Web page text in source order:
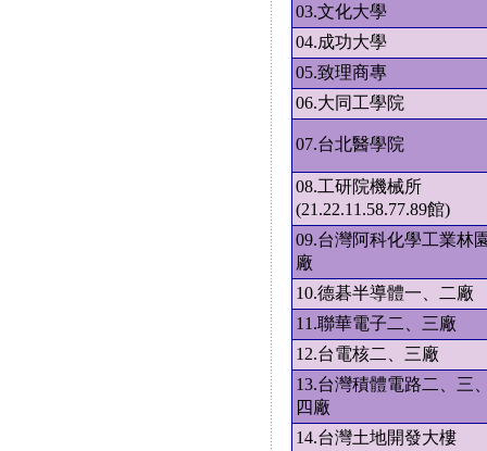
03.文化大學
04.成功大學
05.致理商專
06.大同工學院
07.台北醫學院
08.工研院機械所
(21.22.11.58.77.89館)
09.台灣阿科化學工業林
廠
10.德碁半導體一、二廠
11.聯華電子二、三廠
12.台電核二、三廠
13.台灣積體電路二、三
四廠
14.台灣土地開發大樓